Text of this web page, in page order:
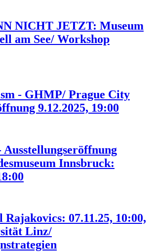
NICHT JETZT: Museum
am See/ Workshop
- GHMP/ Prague City
9.12.2025, 19:00
Innsbruck:
07.11.25, 10:00,
Linz/